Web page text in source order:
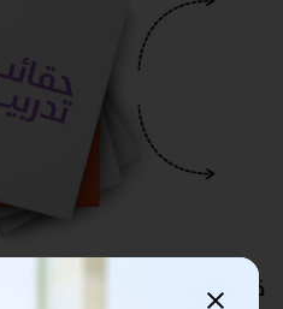
قابلة للتخصيص بالكامل